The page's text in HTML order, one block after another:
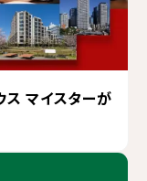
ス マイスターが